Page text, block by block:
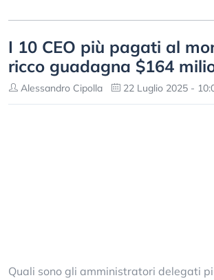
I 10 CEO più pagati al
ricco guadagna $164
Alessandro Cipolla 22 Luglio 2025 -
Quali sono gli amministratori delegati